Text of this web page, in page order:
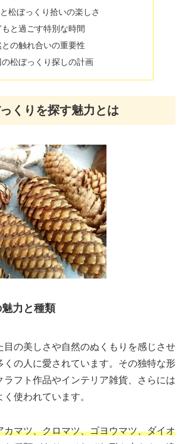
松ぼっくり拾いの楽しさ
と過ごす特別な時間
との触れ合いの重要性
の松ぼっくり探しの計画
くりを探す魅力とは
力と種類
目の美しさや自然のぬくもりを感じさせ
くの人に愛されています。その独特な形
ラフト作品やインテリア雑貨、さらには
使われています。
カマツ、クロマツ、ゴヨウマツ、ダイオ